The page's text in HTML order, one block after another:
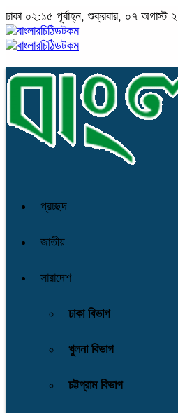
ঢাকা ০২:১৫ পূর্বাহ্ন, শুক্রবার, ০৭ অগাস্ট
প্রচ্ছদ
জাতীয়
সারাদেশ
ঢাকা বিভাগ
খুলনা বিভাগ
চট্টগ্রাম বিভাগ